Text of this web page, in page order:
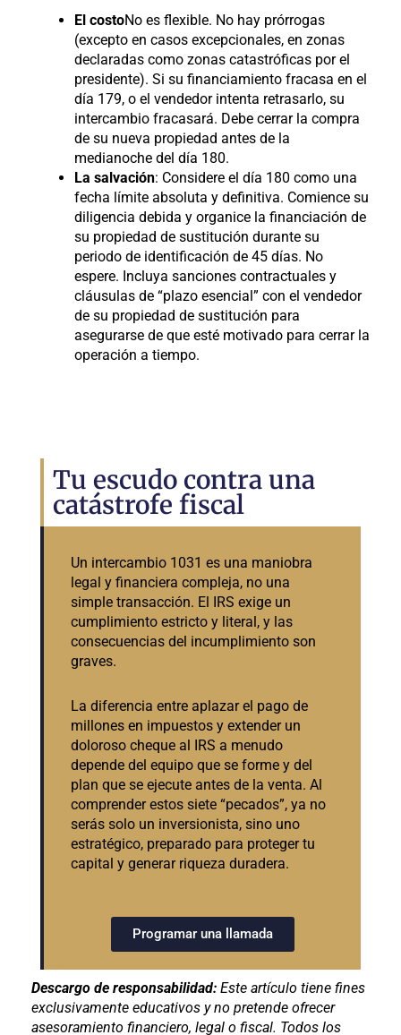
El costoNo es flexible. No hay prórrogas
(excepto en casos excepcionales, en zonas
declaradas como zonas catastróficas por el
presidente). Si su financiamiento fracasa en el
día 179, o el vendedor intenta retrasarlo, su
intercambio fracasará. Debe cerrar la compra
de su nueva propiedad antes de la
medianoche del día 180.
La salvación: Considere el día 180 como una
fecha límite absoluta y definitiva. Comience su
diligencia debida y organice la financiación de
su propiedad de sustitución durante su
periodo de identificación de 45 días. No
espere. Incluya sanciones contractuales y
cláusulas de “plazo esencial” con el vendedor
de su propiedad de sustitución para
asegurarse de que esté motivado para cerrar la
operación a tiempo.
Tu escudo contra una
catástrofe fiscal
Un intercambio 1031 es una maniobra
legal y financiera compleja, no una
simple transacción. El IRS exige un
cumplimiento estricto y literal, y las
consecuencias del incumplimiento son
graves.
La diferencia entre aplazar el pago de
millones en impuestos y extender un
doloroso cheque al IRS a menudo
depende del equipo que se forme y del
plan que se ejecute antes de la venta. Al
comprender estos siete “pecados”, ya no
serás solo un inversionista, sino uno
estratégico, preparado para proteger tu
capital y generar riqueza duradera.
Programar una llamada
Descargo de responsabilidad: Este artículo tiene fines
exclusivamente educativos y no pretende ofrecer
asesoramiento financiero, legal o fiscal. Todos los